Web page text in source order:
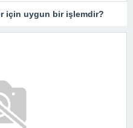
için uygun bir işlemdir?